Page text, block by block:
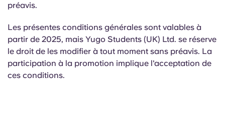
préavis.
Les présentes conditions générales sont valables à
partir de 2025, mais Yugo Students (UK) Ltd. se réserve
le droit de les modifier à tout moment sans préavis. La
participation à la promotion implique l'acceptation de
ces conditions.